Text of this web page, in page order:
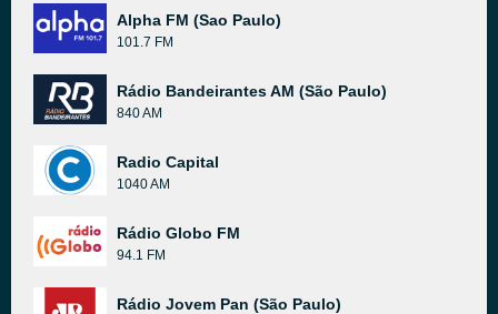
Alpha FM (Sao Paulo)
101.7 FM
Rádio Bandeirantes AM (São Paulo)
840 AM
Radio Capital
1040 AM
Rádio Globo FM
94.1 FM
Rádio Jovem Pan (São Paulo)